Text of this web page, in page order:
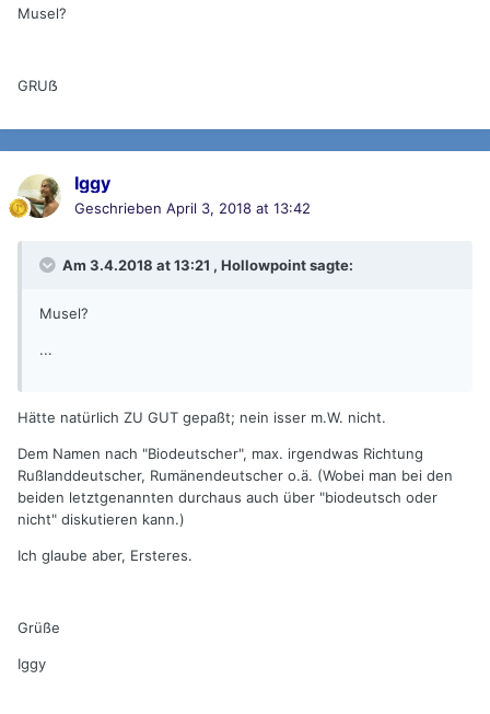
Musel?
GRUẞ
Iggy
Geschrieben April 3, 2018 at 13:42
Am 3.4.2018 at 13:21 , Hollowpoint sagte:
Musel?
...
Hätte natürlich ZU GUT gepaßt; nein isser m.W. nicht.
Dem Namen nach "Biodeutscher", max. irgendwas Richtung
Rußlanddeutscher, Rumänendeutscher o.ä. (Wobei man bei den
beiden letztgenannten durchaus auch über "biodeutsch oder
nicht" diskutieren kann.)
Ich glaube aber, Ersteres.
Grüße
Iggy